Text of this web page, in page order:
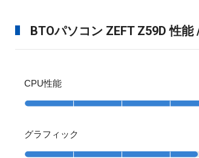
BTOパソコン ZEFT Z59D 性能
CPU性能
グラフィック